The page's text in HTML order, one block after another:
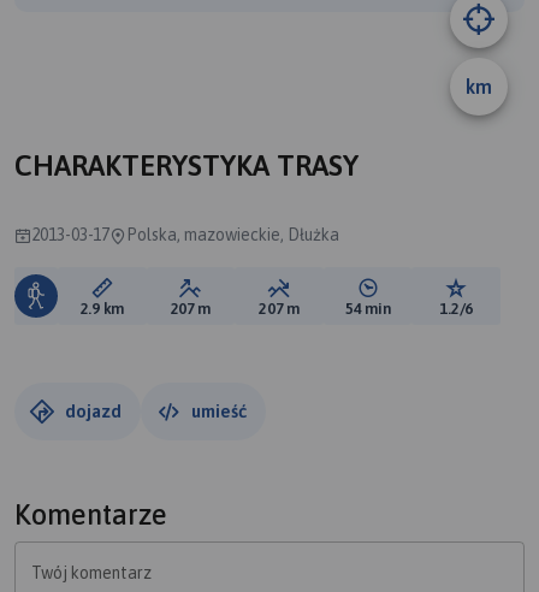
km
CHARAKTERYSTYKA TRASY
2013-03-17 Polska, mazowieckie, Dłużka
Długość trasy:
2.9 km Suma przewyższeń:
207 m Suma spadków:
207 m Średni czas potrzebny
54 min Ocena
1.2/6
dojazd umieść
Komentarze
Twój komentarz